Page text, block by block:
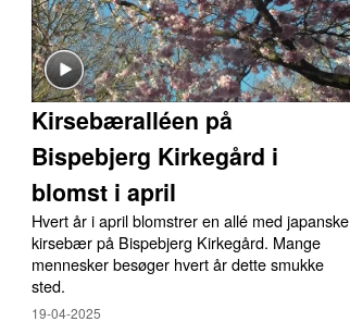
Kirsebæralléen på
Bispebjerg Kirkegård i
blomst i april
Hvert år i april blomstrer en allé med japanske
kirsebær på Bispebjerg Kirkegård. Mange
mennesker besøger hvert år dette smukke
sted.
19-04-2025